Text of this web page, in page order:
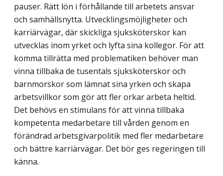
pauser. Rätt lön i förhållande till arbetets ansvar
och samhälls­nytta. Utvecklingsmöjligheter och
karriärvägar, där skickliga sjuksköterskor kan
utvecklas inom yrket och lyfta sina kollegor. För att
komma tillrätta med problematiken behöver man
vinna tillbaka de tusentals sjuksköterskor och
barnmorskor som lämnat sina yrken och skapa
arbetsvillkor som gör att fler orkar arbeta heltid.
Det behövs en stimulans för att vinna tillbaka
kompetenta medarbetare till vården genom en
förändrad arbetsgivarpolitik med fler medarbetare
och bättre karriärvägar. Det bör ges regeringen till
känna.